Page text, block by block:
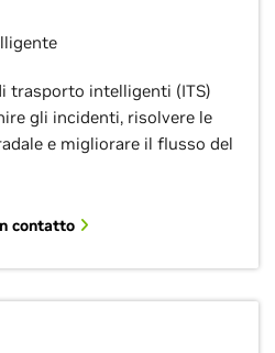
trasporto intelligenti (ITS)
gli incidenti, risolvere le
e migliorare il flusso del
contatto